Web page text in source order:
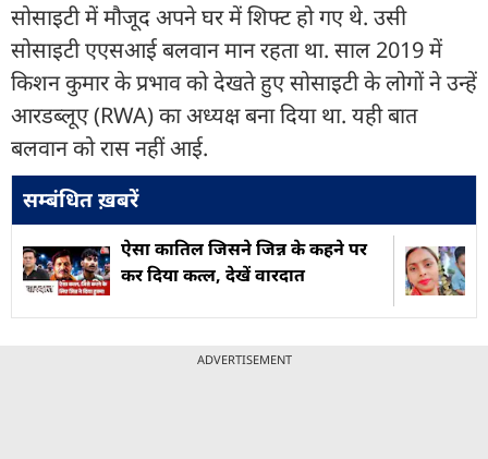
सोसाइटी में मौजूद अपने घर में शिफ्ट हो गए थे. उसी
सोसाइटी एएसआई बलवान मान रहता था. साल 2019 में
किशन कुमार के प्रभाव को देखते हुए सोसाइटी के लोगों ने उन्हें
आरडब्लूए (RWA) का अध्यक्ष बना दिया था. यही बात
बलवान को रास नहीं आई.
सम्बंधित ख़बरें
ऐसा काति‍ल ज‍िसने जिन्न के कहने पर
कर द‍ि‍या कत्ल, देखें वारदात
ADVERTISEMENT